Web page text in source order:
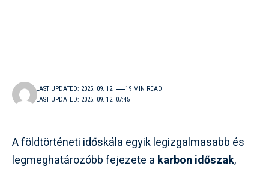
LAST UPDATED: 2025. 09. 12. 07:45
LAST UPDATED: 2025. 09. 12. 19 MIN READ
A földtörténeti időskála egyik legizgalmasabb és
legmeghatározóbb fejezete a karbon időszak,